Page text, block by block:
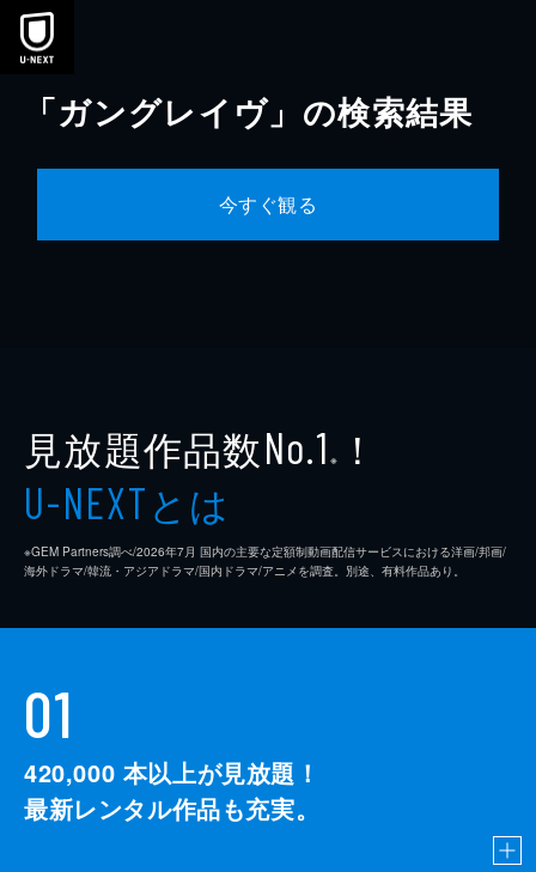
本文へスキップ
「ガングレイヴ」の検索結果
今すぐ観る
見放題作品数No.1 ※ ！
U-NEXTとは
※GEM Partners調べ/2026年7⽉ 国内の主要な定額制動画配信サービスにおける洋画/邦画/
海外ドラマ/韓流・アジアドラマ/国内ドラマ/アニメを調査。別途、有料作品あり。
01
420,000 本以上が見放題！
最新レンタル作品も充実。